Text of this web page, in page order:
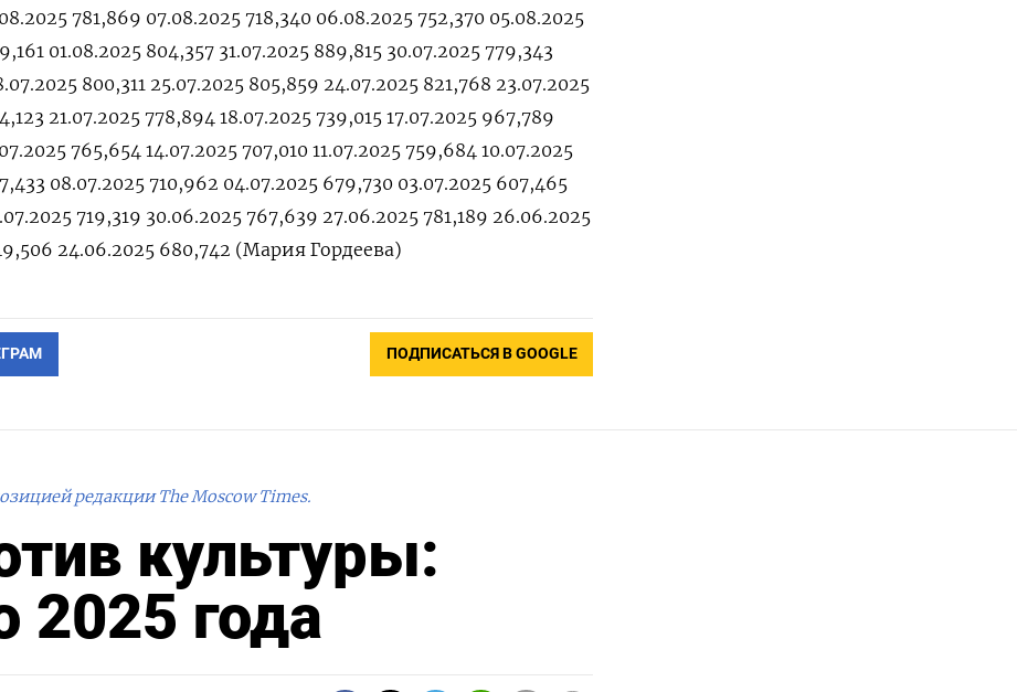
781,869 07.08.2025 718,340 06.08.2025 752,370 05.08.2025
01.08.2025 804,357 31.07.2025 889,815 30.07.2025 779,343
800,311 25.07.2025 805,859 24.07.2025 821,768 23.07.2025
21.07.2025 778,894 18.07.2025 739,015 17.07.2025 967,789
765,654 14.07.2025 707,010 11.07.2025 759,684 10.07.2025
08.07.2025 710,962 04.07.2025 679,730 03.07.2025 607,465
719,319 30.06.2025 767,639 27.06.2025 781,189 26.06.2025
24.06.2025 680,742 (Мария Гордеева)
ПОДПИСАТЬСЯ В GOOGLE
редакции The Moscow Times.
культуры:
2025 года